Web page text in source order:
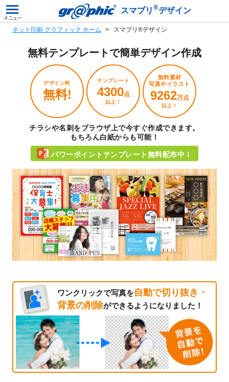
スマプリ ®デザイン
ネット印刷 グラフィック ホーム スマプリ®デザイン
無料テンプレートで簡単デザイン作成
デザイン料
無料!
テンプレート
4300点
以上！
無料素材
写真やイラスト
9262万点
以上！
チラシや名刺をブラウザ上で今すぐ作成できます。
もちろん白紙からも可能！
パワーポイントテンプレート無料配布中！
ワンクリックで写真を自動で切り抜き・
背景の削除ができるようになりました！